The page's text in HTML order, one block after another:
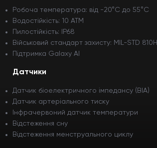
Робоча температура: від -20°C до 55°C
Водостійкість: 10 ATM
Пилостійкість: IP68
Військовий стандарт захисту: MIL-STD 810H
Підтримка Galaxy AI
Датчики
Датчик біоелектричного імпедансу (BIA)
Датчик артеріального тиску
Інфрачервоний датчик температури
Відстеження сну
Відстеження менструального циклу